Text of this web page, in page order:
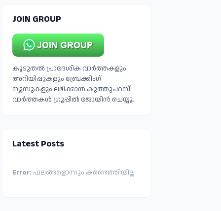
JOIN GROUP
കൂടുതൽ പ്രാദേശിക വാർത്തകളും
അറിയിപ്പുകളും ബ്രേക്കിംഗ്
ന്യൂസുകളും ലഭിക്കാൻ കുത്തുപറമ്പ്
വാർത്തകൾ ഗ്രൂപ്പിൽ ജോയിൻ ചെയ്യൂ..
Latest Posts
Error: ഫലങ്ങളൊന്നും കണ്ടെത്തിയില്ല